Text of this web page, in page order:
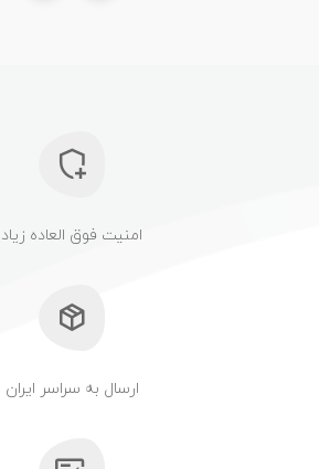
امنیت فوق العاده زیاد
ارسال به سراسر ایران